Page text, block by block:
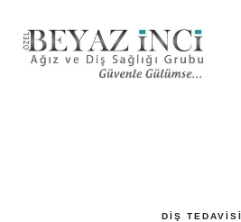
DIŞ TEDAVISI